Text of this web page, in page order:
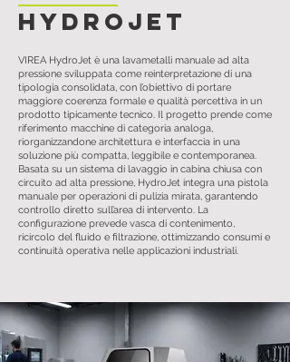
Hydrojet
VIREA HydroJet è una lavametalli manuale ad alta
pressione sviluppata come reinterpretazione di una
tipologia consolidata, con l’obiettivo di portare
maggiore coerenza formale e qualità percettiva in un
prodotto tipicamente tecnico. Il progetto prende come
riferimento macchine di categoria analoga,
riorganizzandone architettura e interfaccia in una
soluzione più compatta, leggibile e contemporanea.
Basata su un sistema di lavaggio in cabina chiusa con
circuito ad alta pressione, HydroJet integra una pistola
manuale per operazioni di pulizia mirata, garantendo
controllo diretto sull’area di intervento. La
configurazione prevede vasca di contenimento,
ricircolo del fluido e filtrazione, ottimizzando consumi e
continuità operativa nelle applicazioni industriali.